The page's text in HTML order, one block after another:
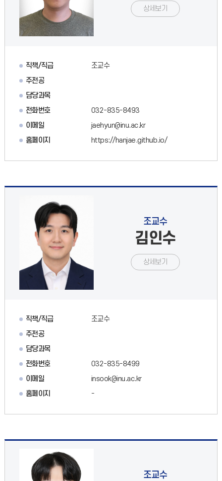
상세보기
직책/직급
조교수
주전공
담당과목
전화번호
032-835-8493
이메일
jaehyun@inu.ac.kr
홈페이지
https://hanjae.github.io/
조교수
김인수
상세보기
직책/직급
조교수
주전공
담당과목
전화번호
032-835-8499
이메일
insook@inu.ac.kr
홈페이지
-
조교수